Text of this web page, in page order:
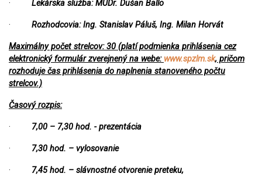
· Lekárska služba: MUDr. Dušan Ballo
· Rozhodcovia: Ing. Stanislav Páluš, Ing. Milan Horvát
Maximálny počet strelcov: 30 (platí podmienka prihlásenia cez
elektronický formulár zverejnený na webe: www.spzlm.sk, pričom
rozhoduje čas prihlásenia do naplnenia stanoveného počtu
strelcov.)
Časový rozpis:
· 7,00 – 7,30 hod. - prezentácia
· 7,30 hod. – vylosovanie
· 7,45 hod. – slávnostné otvorenie preteku,